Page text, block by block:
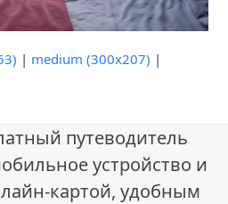
| medium (300x207) |
путеводитель
устройство и
картой, удобным